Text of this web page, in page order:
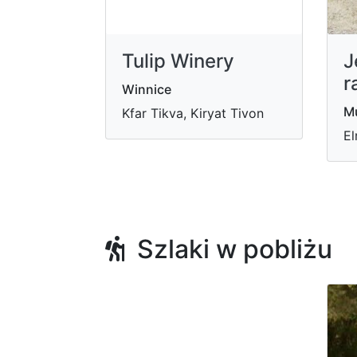
Tulip Winery
Winnice
Kfar Tikva, Kiryat Tivon
Szlaki w pobliżu